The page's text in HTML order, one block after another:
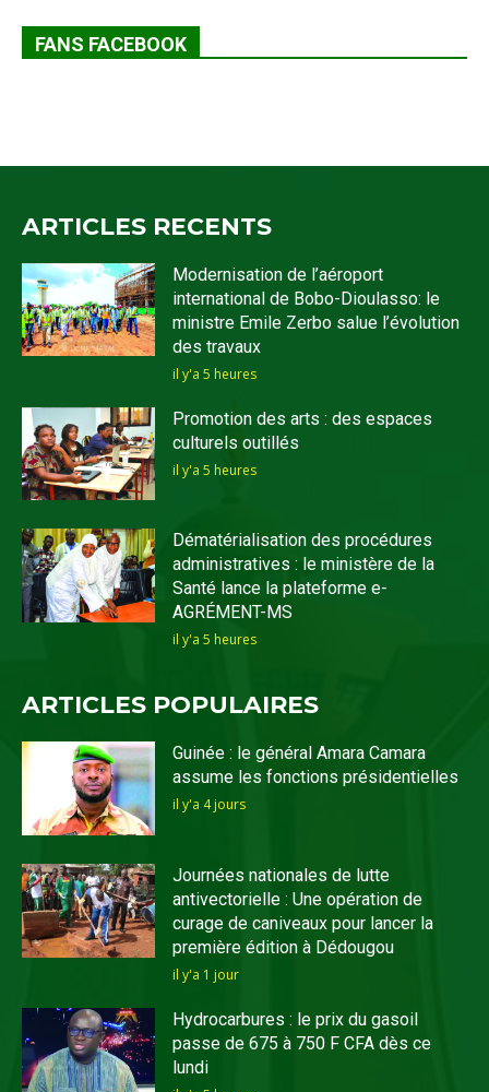
FANS FACEBOOK
ARTICLES RECENTS
Modernisation de l’aéroport
international de Bobo-Dioulasso: le
ministre Emile Zerbo salue l’évolution
des travaux
il y'a 5 heures
Promotion des arts : des espaces
culturels outillés
il y'a 5 heures
Dématérialisation des procédures
administratives : le ministère de la
Santé lance la plateforme e-
AGRÉMENT-MS
il y'a 5 heures
ARTICLES POPULAIRES
Guinée : le général Amara Camara
assume les fonctions présidentielles
il y'a 4 jours
Journées nationales de lutte
antivectorielle : Une opération de
curage de caniveaux pour lancer la
première édition à Dédougou
il y'a 1 jour
Hydrocarbures : le prix du gasoil
passe de 675 à 750 F CFA dès ce
lundi